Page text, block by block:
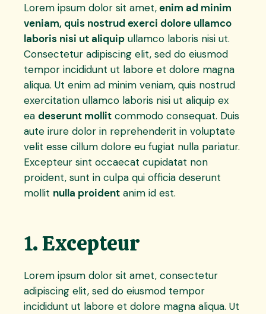
Lorem ipsum dolor sit amet,enim ad minim
veniam, quis nostrud exerci dolore ullamco
laboris nisi ut aliquip ullamco laboris nisi ut.
Consectetur adipiscing elit, sed do eiusmod
tempor incididunt ut labore et dolore magna
aliqua. Ut enim ad minim veniam, quis nostrud
exercitation ullamco laboris nisi ut aliquip ex
eadeserunt mollit commodo consequat. Duis
aute irure dolor in reprehenderit in voluptate
velit esse cillum dolore eu fugiat nulla pariatur.
Excepteur sint occaecat cupidatat non
proident, sunt in culpa qui officia deserunt
mollit nulla proident anim id est.
1. Excepteur
Lorem ipsum dolor sit amet, consectetur
adipiscing elit, sed do eiusmod tempor
incididunt ut labore et dolore magna aliqua. Ut